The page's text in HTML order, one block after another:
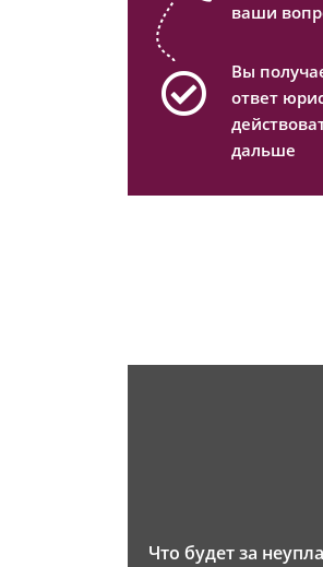
ваши
Вы
ответ
дальше
Что будет за